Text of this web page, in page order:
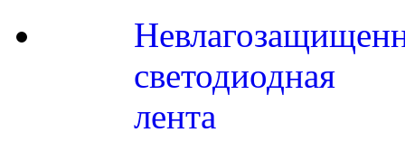
светодиодная
лента